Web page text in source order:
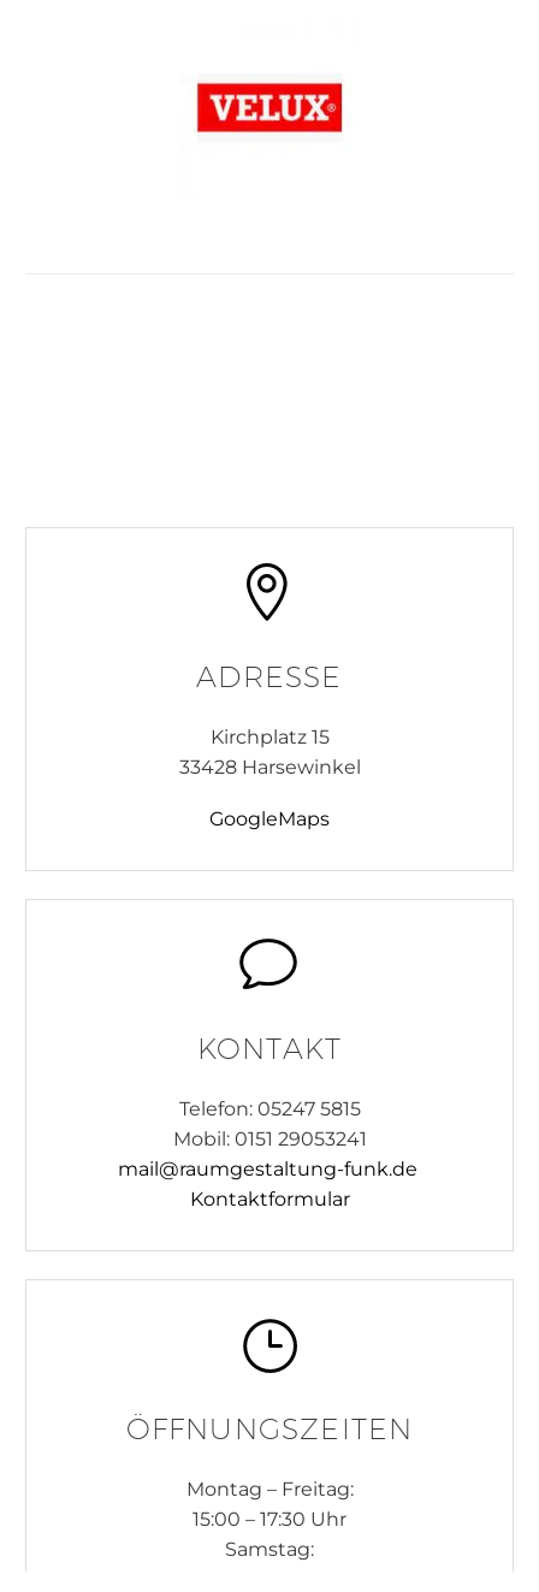


ADRESSE
Kirchplatz 15
33428 Harsewinkel
GoogleMaps
v
v
KONTAKT
Telefon: 05247 5815
Mobil: 0151 29053241
mail@raumgestaltung-funk.de
Kontaktformular
}
}
ÖFFNUNGSZEITEN
Montag – Freitag:
15:00 – 17:30 Uhr
Samstag: